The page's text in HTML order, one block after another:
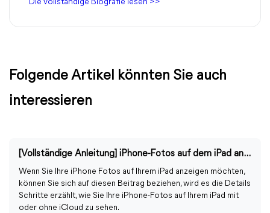
Die vollständige Biografie lesen >>
Folgende Artikel könnten Sie auch
interessieren
[Vollständige Anleitung] iPhone-Fotos auf dem iPad anzeigen
Wenn Sie Ihre iPhone Fotos auf Ihrem iPad anzeigen möchten,
können Sie sich auf diesen Beitrag beziehen, wird es die Details
Schritte erzählt, wie Sie Ihre iPhone-Fotos auf Ihrem iPad mit
oder ohne iCloud zu sehen.